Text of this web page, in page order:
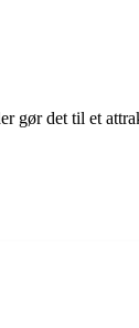
gør det til et